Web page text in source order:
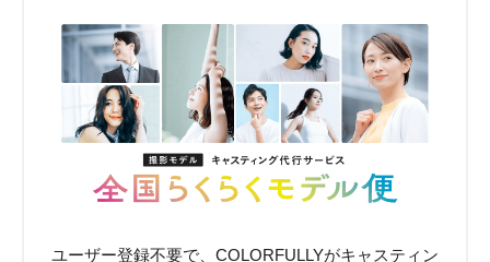
ユーザー登録不要で、COLORFULLYがキャスティン